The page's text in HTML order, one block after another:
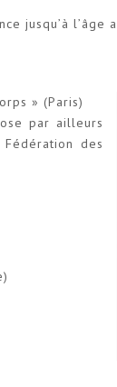
jusqu’à l’âge
» (Paris)
par ailleurs
des